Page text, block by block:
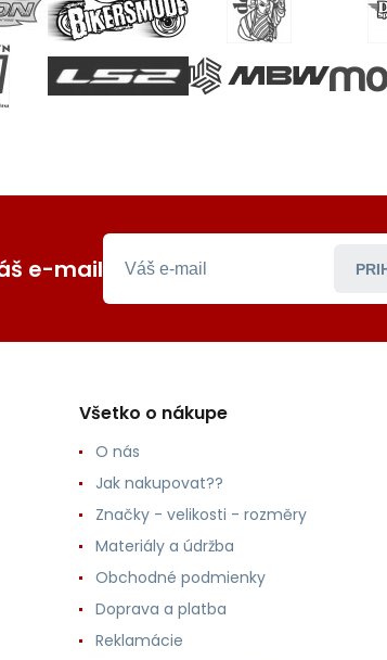
e-mail
Všetko o nákupe
O nás
Jak nakupovat??
Značky - velikosti - rozměry
Materiály a údržba
Obchodné podmienky
Doprava a platba
Reklamácie